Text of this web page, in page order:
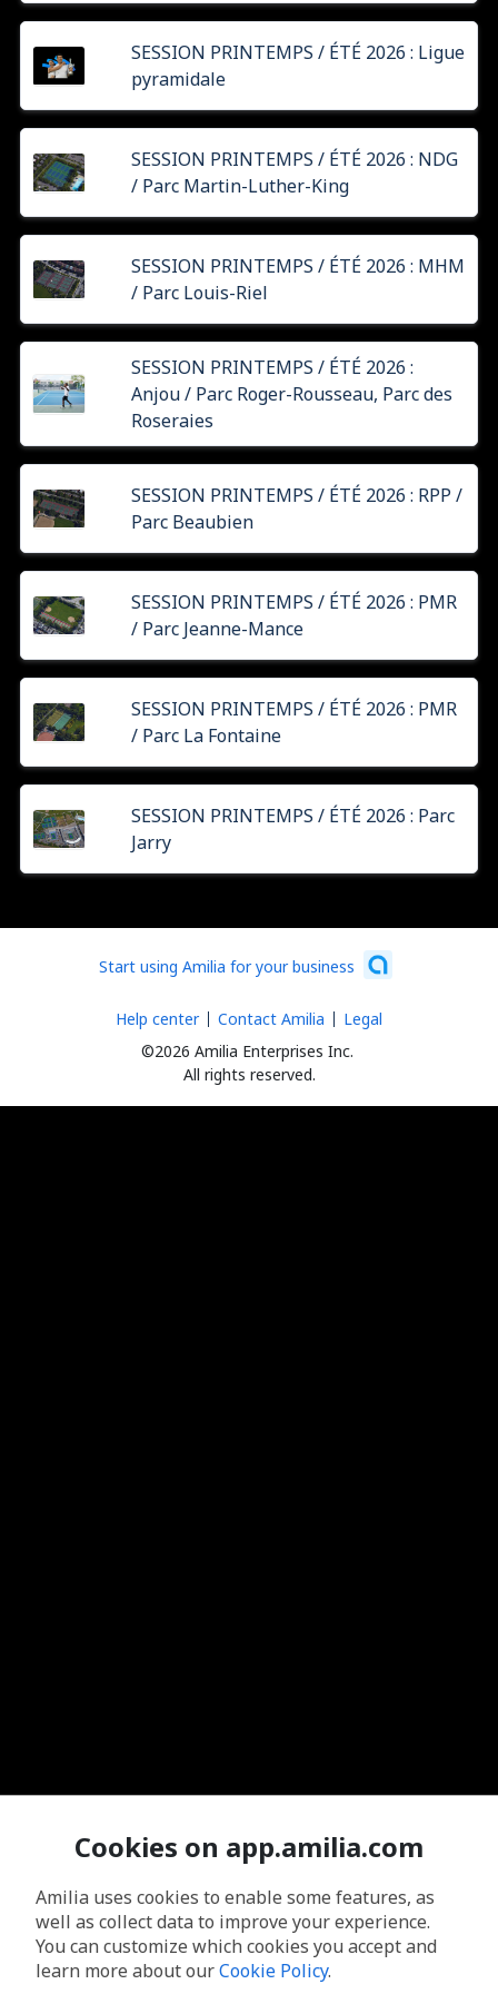
SESSION PRINTEMPS / ÉTÉ 2026 : Ligue
pyramidale
SESSION PRINTEMPS / ÉTÉ 2026 : NDG
/ Parc Martin-Luther-King
SESSION PRINTEMPS / ÉTÉ 2026 : MHM
/ Parc Louis-Riel
SESSION PRINTEMPS / ÉTÉ 2026 :
Anjou / Parc Roger-Rousseau, Parc des
Roseraies
SESSION PRINTEMPS / ÉTÉ 2026 : RPP /
Parc Beaubien
SESSION PRINTEMPS / ÉTÉ 2026 : PMR
/ Parc Jeanne-Mance
SESSION PRINTEMPS / ÉTÉ 2026 : PMR
/ Parc La Fontaine
SESSION PRINTEMPS / ÉTÉ 2026 : Parc
Jarry
Start using Amilia for your business
©2026 Amilia Enterprises Inc.
All rights reserved.
Help center Contact Amilia Legal
Cookies on app.amilia.com
Amilia uses cookies to enable some features, as
well as collect data to improve your experience.
You can customize which cookies you accept and
learn more about ourCookie Policy.